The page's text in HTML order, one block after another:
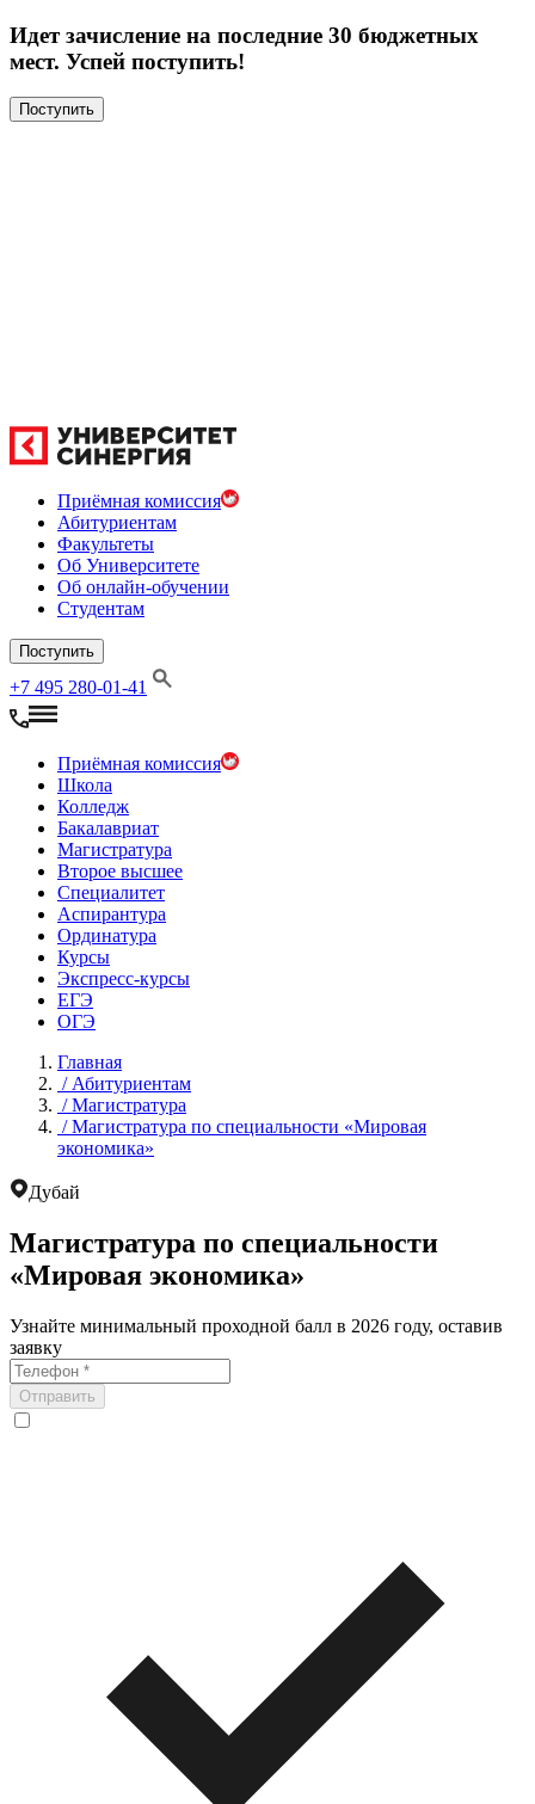
Идет зачисление на последние 30 бюджетных
мест. Успей поступить!
Поступить
Приёмная комиссия
Абитуриентам
Факультеты
Об Университете
Об онлайн-обучении
Студентам
Поступить
+7 495 280-01-41
Приёмная комиссия
Школа
Колледж
Бакалавриат
Магистратура
Второе высшее
Специалитет
Аспирантура
Ординатура
Курсы
Экспресс-курсы
ЕГЭ
ОГЭ
Главная
/Абитуриентам
/Магистратура
/Магистратура по специальности «Мировая
экономика»
Дубай
Магистратура по специальности
«Мировая экономика»
Узнайте минимальный проходной балл в 2026 году, оставив
заявку
Отправить